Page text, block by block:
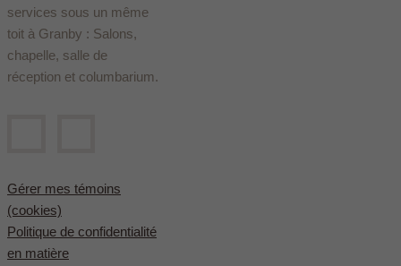
services sous un même
toit à Granby : Salons,
chapelle, salle de
réception et columbarium.
Gérer mes témoins
(cookies)
Politique de confidentialité
en matière